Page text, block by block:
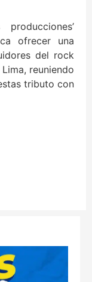
ofrecer una
del rock
reuniendo
tributo con